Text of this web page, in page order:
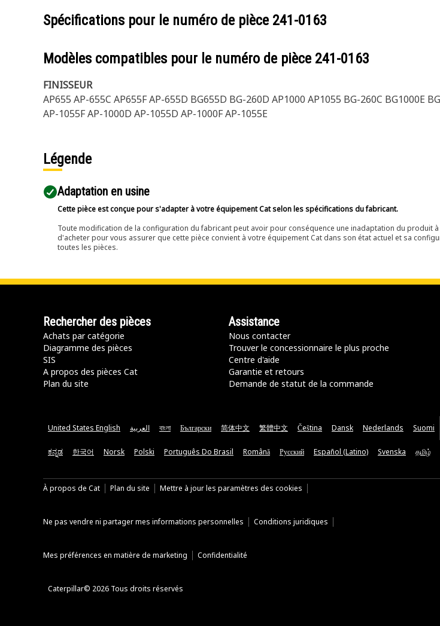
Spécifications pour le numéro de pièce 241-0163
Modèles compatibles pour le numéro de pièce 241-0163
FINISSEUR
AP655 AP-655C AP655F AP-655D BG655D BG-260D AP1000 AP1055 BG-260C BG1000E
AP-1055F AP-1000D AP-1055D AP-1000F AP-1055E
Légende
Adaptation en usine
Cette pièce est conçue pour s'adapter à votre équipement Cat selon les spécifications du fabricant.
Toute modification de la configuration du fabricant peut avoir pour conséquence une inadaptation du produit
d'acheter pour vous assurer que cette pièce convient à votre équipement Cat dans son état actuel et sa
toutes les pièces.
Rechercher des pièces
Achats par catégorie
Diagramme des pièces
SIS
A propos des pièces Cat
Plan du site
Assistance
Nous contacter
Trouver le concessionnaire le plus proche
Centre d'aide
Garantie et retours
Demande de statut de la commande
United States English العربية বাংলা Български 简体中文 繁體中文 Čeština Dansk Nederlands Suomi
ಕನ್ನಡ 한국어 Norsk Polski Português Do Brasil Română Русский Español (Latino) Svenska தமிழ்
À propos de Cat Plan du site Mettre à jour les paramètres des cookies
Ne pas vendre ni partager mes informations personnelles Conditions juridiques
Mes préférences en matière de marketing Confidentialité
Caterpillar© 2026 Tous droits réservés